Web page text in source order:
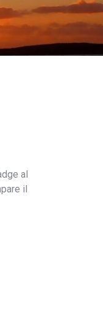
al
il